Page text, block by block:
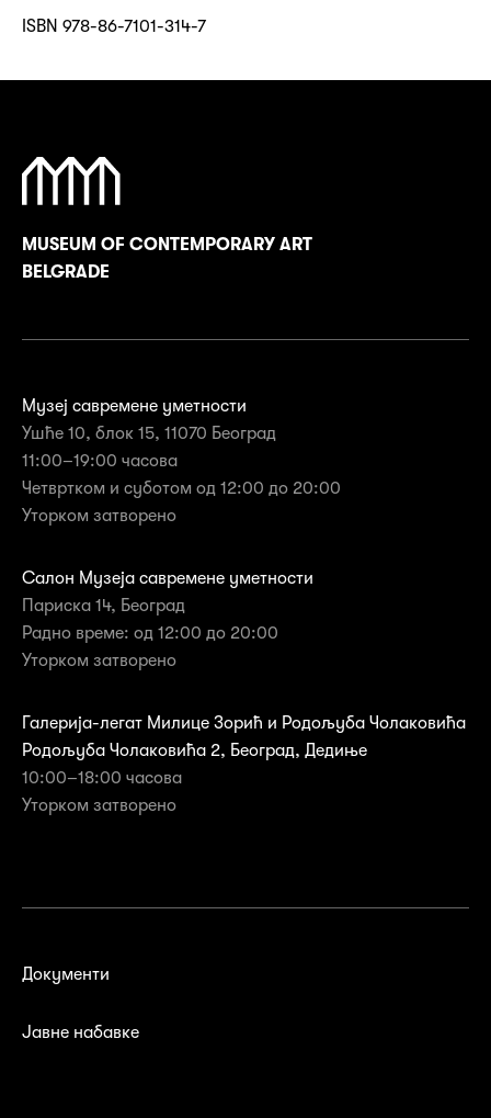
ISBN 978-86-7101-314-7
MUSEUM OF CONTEMPORARY ART
BELGRADE
Музеј савремене уметности
Ушће 10, блок 15, 11070 Београд
11:00–19:00 часова
Четвртком и суботом од 12:00 до 20:00
Уторком затворенo
Салон Музеја савремене уметности
Париска 14, Београд
Радно време: од 12:00 до 20:00
Уторком затворено
Галерија-легат Милице Зорић и Родољуба Чолаковића
Родољуба Чолаковића 2, Београд, Дедиње
10:00–18:00 часова
Уторком затворенo
Документи
Јавне набавке